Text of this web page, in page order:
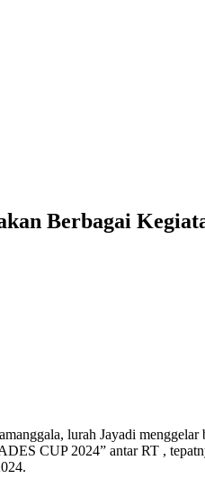
Berbagai
lurah Jayadi
CUP 2024” antar RT ,